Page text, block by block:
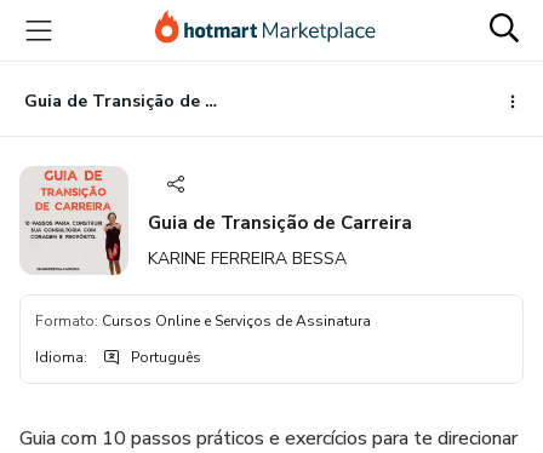
para
conteúdo
principal
para
pagamento
para
rodapé
Guia de Transição de Carreira
Guia de Transição de Carreira
KARINE FERREIRA BESSA
Formato: Cursos Online e Serviços de Assinatura
Idioma: Português
Guia com 10 passos práticos e exercícios para te direcionar